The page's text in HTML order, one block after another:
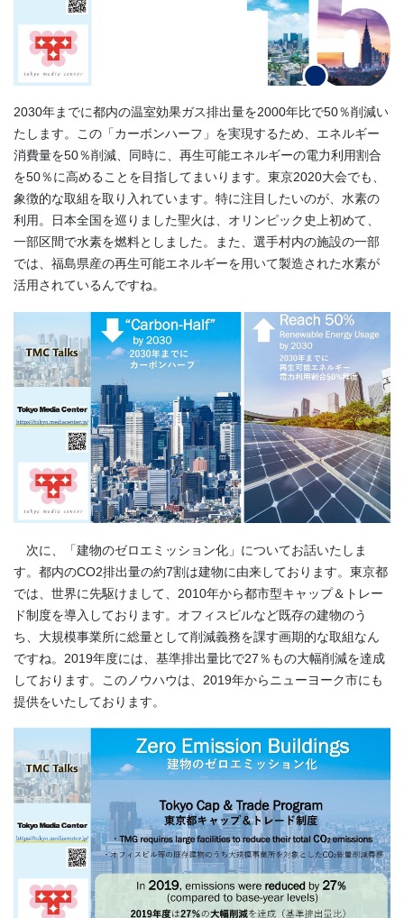
2030年までに都内の温室効果ガス排出量を2000年比で50％削減い
たします。この「カーボンハーフ」を実現するため、エネルギー
消費量を50％削減、同時に、再生可能エネルギーの電力利用割合
を50％に高めることを目指してまいります。東京2020大会でも、
象徴的な取組を取り入れています。特に注目したいのが、水素の
利用。日本全国を巡りました聖火は、オリンピック史上初めて、
一部区間で水素を燃料としました。また、選手村内の施設の一部
では、福島県産の再生可能エネルギーを用いて製造された水素が
活用されているんですね。
次に、「建物のゼロエミッション化」についてお話いたしま
す。都内のCO2排出量の約7割は建物に由来しております。東京都
では、世界に先駆けまして、2010年から都市型キャップ＆トレー
ド制度を導入しております。オフィスビルなど既存の建物のう
ち、大規模事業所に総量として削減義務を課す画期的な取組なん
ですね。2019年度には、基準排出量比で27％もの大幅削減を達成
しております。このノウハウは、2019年からニューヨーク市にも
提供をいたしております。